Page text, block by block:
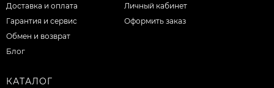
Доставка и оплата
Гарантия и сервис
Обмен и возврат
Блог
Личный кабинет
Оформить заказ
КАТАЛОГ